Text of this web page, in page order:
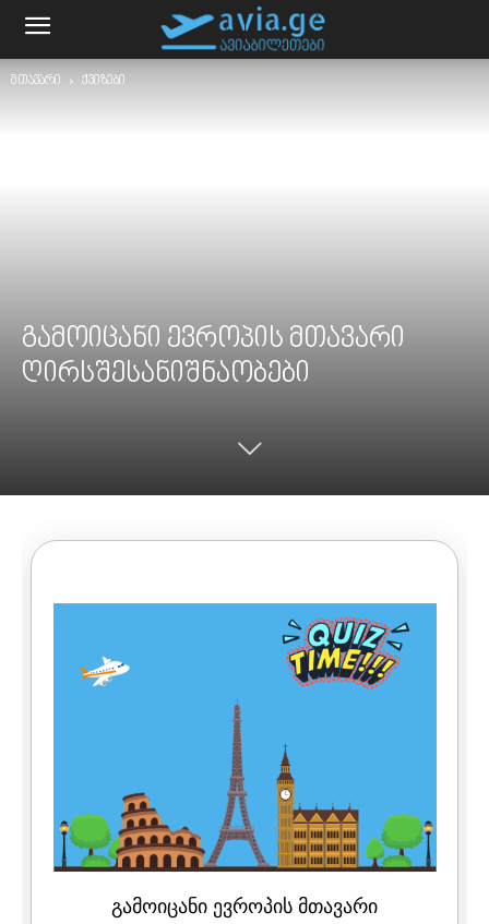
მთავარი ქვიზები
გამოიცანი ევროპის მთავარი
ღირსშესანიშნაობები